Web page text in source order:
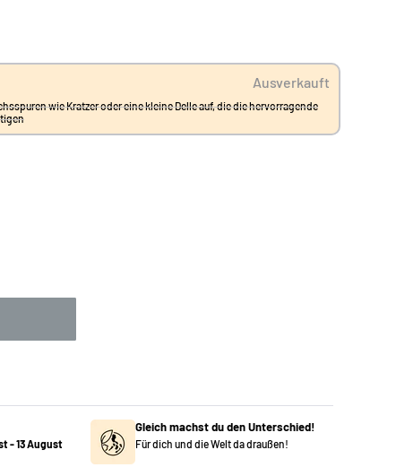
Ausverkauft
wie Kratzer oder eine kleine Delle auf, die die hervorragende
-13 August
Gleich machst du den Unterschied!
Für dich und die Welt da draußen!